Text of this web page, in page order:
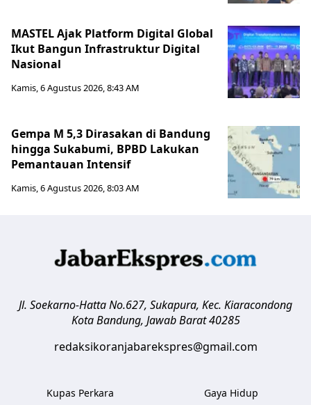
MASTEL Ajak Platform Digital Global
Ikut Bangun Infrastruktur Digital
Nasional
Kamis, 6 Agustus 2026, 8:43 AM
Gempa M 5,3 Dirasakan di Bandung
hingga Sukabumi, BPBD Lakukan
Pemantauan Intensif
Kamis, 6 Agustus 2026, 8:03 AM
Jl. Soekarno-Hatta No.627, Sukapura, Kec. Kiaracondong
Kota Bandung, Jawab Barat 40285
redaksikoranjabarekspres@gmail.com
Kupas Perkara
Gaya Hidup